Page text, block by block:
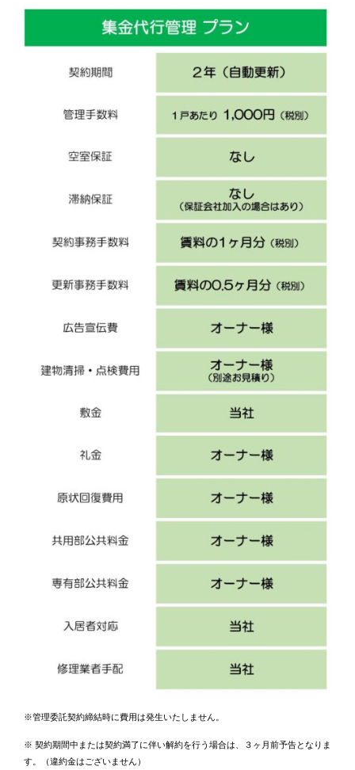
※管理委託契約締結時に費用は発生いたしません。
※ 契約期間中または契約満了に伴い解約を行う場合は、３ヶ月前予告となりま
す。（違約金はございません）